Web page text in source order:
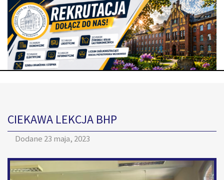
CIEKAWA LEKCJA BHP
Dodane 23 maja, 2023